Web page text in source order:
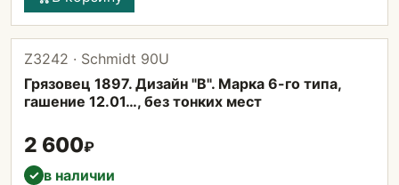
Z3242 · Schmidt 90U
Грязовец 1897. Дизайн "B". Марка 6-го типа,
гашение 12.01…, без тонких мест
2 600₽
✓ в наличии